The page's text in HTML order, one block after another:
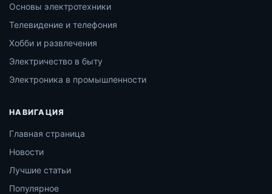
Основы электротехники
Телевидение и телефония
Хобби и развлечения
Электричество в быту
Электроника в промышленности
НАВИГАЦИЯ
Главная страница
Новости
Лучшие статьи
Популярное